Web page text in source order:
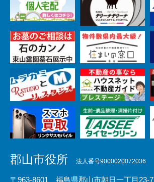
郡山市役所 法人番号9000020072036
〒963-8601 福島県郡山市朝日一丁目23-7